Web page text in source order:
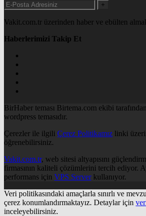
+
Vakit.com.tr üzerinden haber ve ebülten
Haberlerimizi Takip Et
BirHaber teması Birtema.com ekibi
wordpress temasıdır.
Çerezler ile ilgili Çerez Politikamız linki
öğrenebilirsiniz.
Vakit.com.tr, web sitesi altyapısını
firmasının kaliteli çözümlerini tercih ediyor.
performans için VPS Serverkullanıyor.
Veri politikasındaki amaçlarla sınırlı ve
çerez konumlandırmaktayız. Detaylar için
inceleyebilirsiniz.